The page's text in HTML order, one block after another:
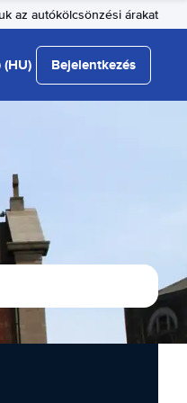
az autókölcsönzési árakat
(HU) Bejelentkezés